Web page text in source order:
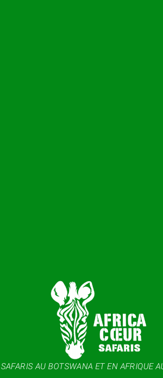
SAFARIS AU BOTSWANA ET EN AFRIQUE